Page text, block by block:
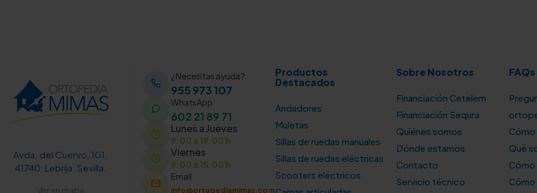
Avda. del Cuervo, 101.
41740, Lebrija. Sevilla.
Ver en mapa
¿Necesitas ayuda?
955 973 107
WhatsApp
602 21 89 71
Lunes a Jueves
9:00 a 19:00 h
Viernes
9:00 a 15:00 h
Email
info@ortopediamimas.com
Productos
Destacados
Andadores
Muletas
Sillas de ruedas manuales
Sillas de ruedas eléctricas
Scooters eléctricos
Sobre Nosotros
Financiación Cetelem
Financiación Sequra
Quiénes somos
Dónde estamos
Contacto
Servicio técnico
FAQs
Cómo
Qué
Cómo
Cómo